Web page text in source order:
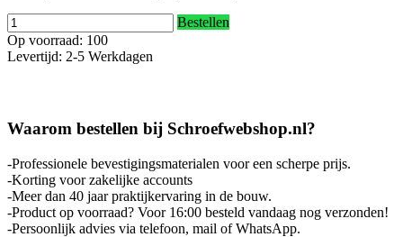
Bestellen
Op voorraad: 100
Levertijd: 2-5 Werkdagen
Waarom bestellen bij Schroefwebshop.nl?
-Professionele bevestigingsmaterialen voor een scherpe prijs.
-Korting voor zakelijke accounts
-Meer dan 40 jaar praktijkervaring in de bouw.
-Product op voorraad? Voor 16:00 besteld vandaag nog verzonden!
-Persoonlijk advies via telefoon, mail of WhatsApp.